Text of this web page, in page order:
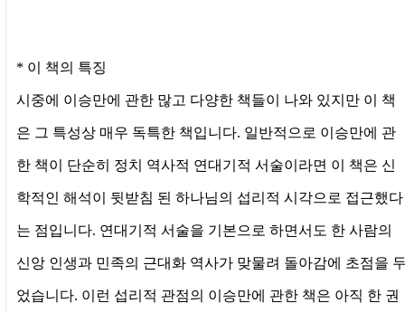
* 이 책의 특징
시중에 이승만에 관한 많고 다양한 책들이 나와 있지만 이 책
은 그 특성상 매우 독특한 책입니다. 일반적으로 이승만에 관
한 책이 단순히 정치 역사적 연대기적 서술이라면 이 책은 신
학적인 해석이 뒷받침 된 하나님의 섭리적 시각으로 접근했다
는 점입니다. 연대기적 서술을 기본으로 하면서도 한 사람의
신앙 인생과 민족의 근대화 역사가 맞물려 돌아감에 초점을
었습니다. 이런 섭리적 관점의 이승만에 관한 책은 아직 한 권